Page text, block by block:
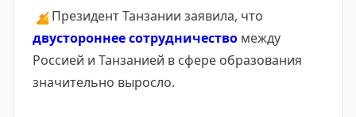
🔸 Президент Танзании заявила, что
двустороннее сотрудничество между
Россией и Танзанией в сфере образования
значительно выросло.